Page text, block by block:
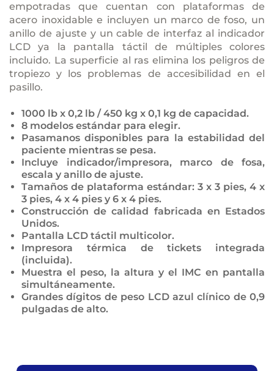
empotradas que cuentan con plataformas de
acero inoxidable e incluyen un marco de foso, un
anillo de ajuste y un cable de interfaz al indicador
LCD ya la pantalla táctil de múltiples colores
incluido. La superficie al ras elimina los peligros de
tropiezo y los problemas de accesibilidad en el
pasillo.
1000 lb x 0,2 lb / 450 kg x 0,1 kg de capacidad.
8 modelos estándar para elegir.
Pasamanos disponibles para la estabilidad del
paciente mientras se pesa.
Incluye indicador/impresora, marco de fosa,
escala y anillo de ajuste.
Tamaños de plataforma estándar: 3 x 3 pies, 4 x
3 pies, 4 x 4 pies y 6 x 4 pies.
Construcción de calidad fabricada en Estados
Unidos.
Pantalla LCD táctil multicolor.
Impresora térmica de tickets integrada
(incluida).
Muestra el peso, la altura y el IMC en pantalla
simultáneamente.
Grandes dígitos de peso LCD azul clínico de 0,9
pulgadas de alto.